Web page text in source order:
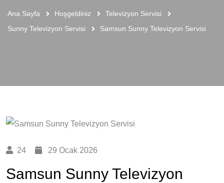
Ana Sayfa Hoşgeldiniz
Televizyon Servisi
Sunny Televizyon Servisi
Samsun Sunny Televizyon Servisi
24 29 Ocak 2026
Samsun Sunny Televizyon